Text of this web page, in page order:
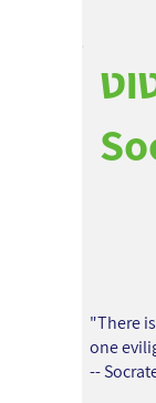
"There
one
--